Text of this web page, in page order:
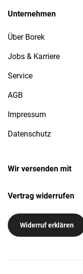
Unternehmen
Über Borek
Jobs & Karriere
Service
AGB
Impressum
Datenschutz
Wir versenden mit
Vertrag widerrufen
Widerruf erklären